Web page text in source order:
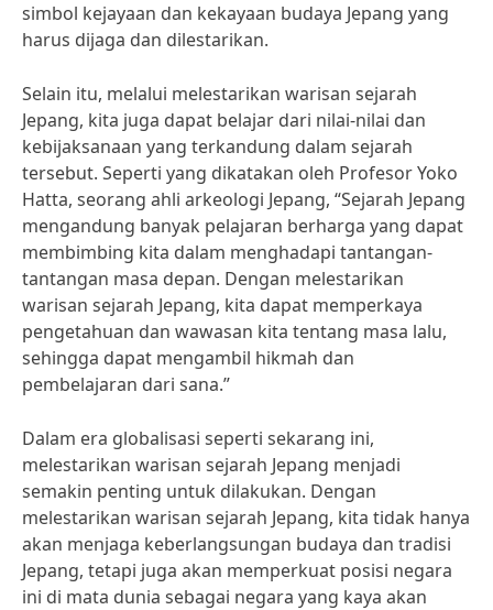
simbol kejayaan dan kekayaan budaya Jepang yang
harus dijaga dan dilestarikan.
Selain itu, melalui melestarikan warisan sejarah
Jepang, kita juga dapat belajar dari nilai-nilai dan
kebijaksanaan yang terkandung dalam sejarah
tersebut. Seperti yang dikatakan oleh Profesor Yoko
Hatta, seorang ahli arkeologi Jepang, “Sejarah Jepang
mengandung banyak pelajaran berharga yang dapat
membimbing kita dalam menghadapi tantangan-
tantangan masa depan. Dengan melestarikan
warisan sejarah Jepang, kita dapat memperkaya
pengetahuan dan wawasan kita tentang masa lalu,
sehingga dapat mengambil hikmah dan
pembelajaran dari sana.”
Dalam era globalisasi seperti sekarang ini,
melestarikan warisan sejarah Jepang menjadi
semakin penting untuk dilakukan. Dengan
melestarikan warisan sejarah Jepang, kita tidak hanya
akan menjaga keberlangsungan budaya dan tradisi
Jepang, tetapi juga akan memperkuat posisi negara
ini di mata dunia sebagai negara yang kaya akan